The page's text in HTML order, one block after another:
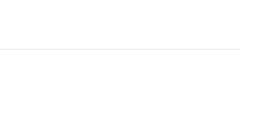
効率化] [バージョン：1.2.5] [価格：無
で見る]